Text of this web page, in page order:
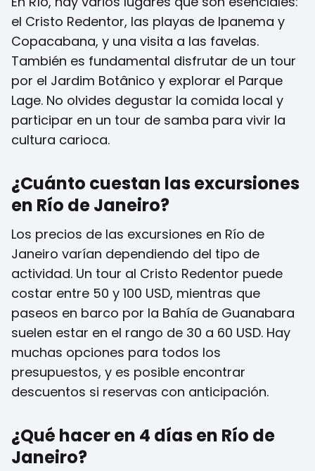
el Cristo Redentor, las playas de Ipanema y
Copacabana, y una visita a las favelas.
También es fundamental disfrutar de un tour
por el Jardim Botânico y explorar el Parque
Lage. No olvides degustar la comida local y
participar en un tour de samba para vivir la
cultura carioca.
¿Cuánto cuestan las excursiones
en Río de Janeiro?
Los precios de las excursiones en Río de
Janeiro varían dependiendo del tipo de
actividad. Un tour al Cristo Redentor puede
costar entre 50 y 100 USD, mientras que
paseos en barco por la Bahía de Guanabara
suelen estar en el rango de 30 a 60 USD. Hay
muchas opciones para todos los
presupuestos, y es posible encontrar
descuentos si reservas con anticipación.
¿Qué hacer en 4 días en Río de
Janeiro?